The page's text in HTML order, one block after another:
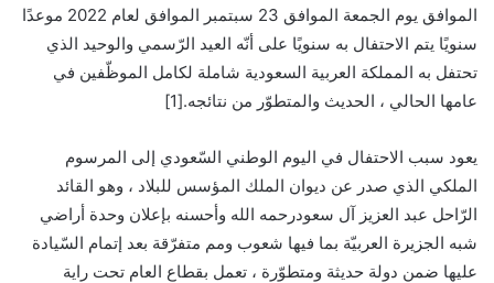
الموافق يوم الجمعة الموافق 23 سبتمبر الموافق لعام 2022 موعدًا
سنويًا يتم الاحتفال به سنويًا على أنّه العيد الرّسمي والوحيد الذي
تحتفل به المملكة العربية السعودية شاملة لكامل الموظّفين في
عامها الحالي ، الحديث والمتطوّر من نتائجه.[1]
يعود سبب الاحتفال في اليوم الوطني السّعودي إلى المرسوم
الملكي الذي صدر عن ديوان الملك المؤسس للبلاد ، وهو القائد
الرّاحل عبد العزيز آل سعودرحمه الله وأحسنه بإعلان وحدة أراضي
شبه الجزيرة العربيّة بما فيها شعوب ومم متفرّقة بعد إتمام السّيادة
عليها ضمن دولة حديثة ومتطوّرة ، تعمل بقطاع العام تحت راية